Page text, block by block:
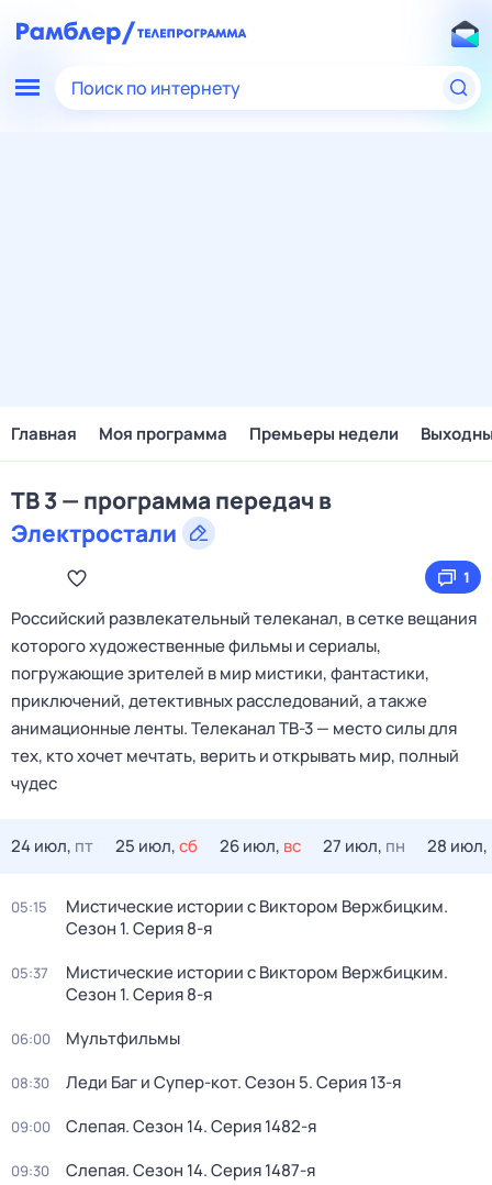
Поиск по интернету
Главная Моя программа Премьеры недели
ТВ 3 — программа передач в
Электростали
1
Российский развлекательный телеканал, в сетке вещания
которого художественные фильмы и сериалы,
погружающие зрителей в мир мистики, фантастики,
приключений, детективных расследований, а также
анимационные ленты. Телеканал ТВ-3 — место силы для
тех, кто хочет мечтать, верить и открывать мир, полный
чудес
24 июл, пт 25 июл,сб 26 июл, вс 27 июл, пн 28 июл,
05:15 Мистические истории с Виктoром Bержбицким.
Сезон 1. Серия 8-я
05:37 Мистические истории с Виктoром Bержбицким.
Сезон 1. Серия 8-я
06:00 Мультфильмы
08:30 Леди Баг и Супер-кот. Сезон 5. Серия 13-я
09:00 Слепая. Сезон 14. Серия 1482-я
09:30 Слепая. Сезон 14. Серия 1487-я